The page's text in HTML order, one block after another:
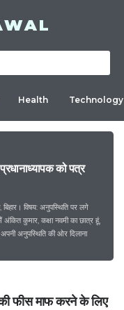
Health Technology
को पत्र
बिहार। विषय: अनुपस्थिति पर लगे
अंकित कुमार, कक्षा नवमी का छात्र हूं,
अनुपस्थिति की ओर दिलाना
की फीस माफ करने के लिए